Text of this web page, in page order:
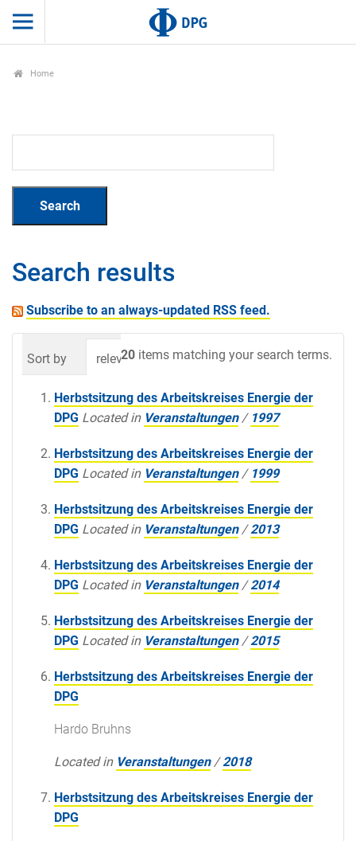
Home
Search results
Subscribe to an always-updated RSS feed.
20 items matching your search terms.
Sort by relevance date (newest first)
Herbstsitzung des Arbeitskreises Energie der
DPG Located in Veranstaltungen / 1997
Herbstsitzung des Arbeitskreises Energie der
DPG Located in Veranstaltungen / 1999
Herbstsitzung des Arbeitskreises Energie der
DPG Located in Veranstaltungen /2013
Herbstsitzung des Arbeitskreises Energie der
DPG Located in Veranstaltungen /2014
Herbstsitzung des Arbeitskreises Energie der
DPG Located in Veranstaltungen /2015
Herbstsitzung des Arbeitskreises Energie der
DPG
Hardo Bruhns
Located in Veranstaltungen /2018
Herbstsitzung des Arbeitskreises Energie der
DPG